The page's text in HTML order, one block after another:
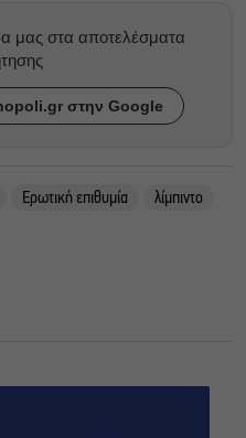
μας στα αποτελέσματα
στην Google
Ερωτική επιθυμία
λίμπιντο